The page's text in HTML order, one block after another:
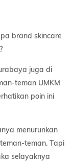
brand skincare
juga di
teman UMKM
poin ini
menurunkan
teman. Tapi
selayaknya